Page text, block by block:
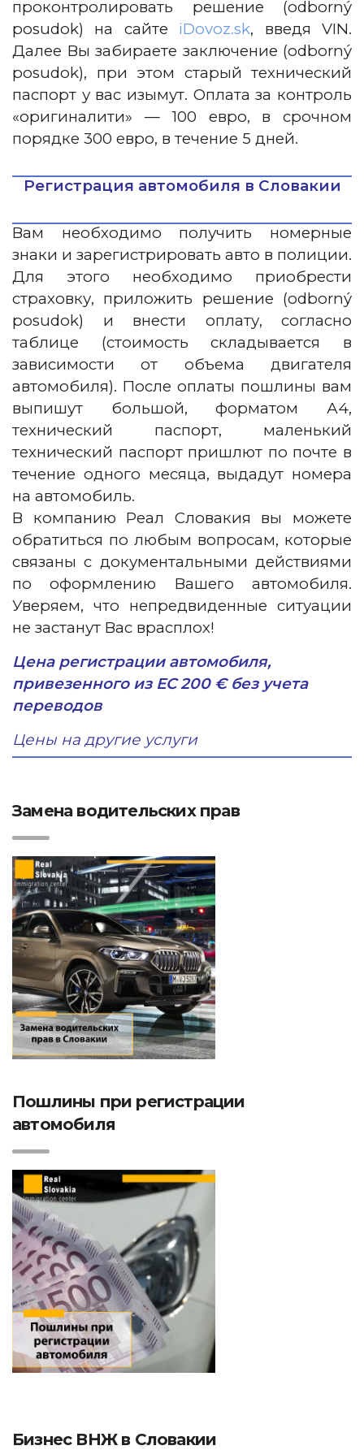
проконтролировать решение (odborný
posudok) на сайте iDovoz.sk, введя VIN.
Далее Вы забираете заключение (odborný
posudok), при этом старый технический
паспорт у вас изымут. Оплата за контроль
«оригиналити» — 100 евро, в срочном
порядке 300 евро, в течение 5 дней.
Регистрация автомобиля в Словакии
Вам необходимо получить номерные
знаки и зарегистрировать авто в полиции.
Для этого необходимо приобрести
страховку, приложить решение (odborný
posudok) и внести оплату, согласно
таблице (стоимость складывается в
зависимости от объема двигателя
автомобиля). После оплаты пошлины вам
выпишут большой, форматом А4,
технический паспорт, маленький
технический паспорт пришлют по почте в
течение одного месяца, выдадут номера
на автомобиль.
В компанию Реал Словакия вы можете
обратиться по любым вопросам, которые
связаны с документальными действиями
по оформлению Вашего автомобиля.
Уверяем, что непредвиденные ситуации
не застанут Вас врасплох!
Цена регистрации автомобиля,
привезенного из ЕС 200 € без учета
переводов
Цены на другие услуги
Замена водительских прав
Пошлины при регистрации
автомобиля
Бизнес ВНЖ в Словакии